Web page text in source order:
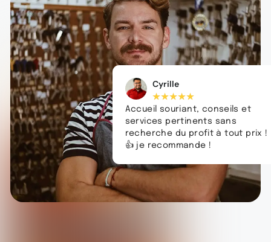
Cyrille
★★★★★
Accueil souriant, conseils et
services pertinents sans
recherche du profit à tout prix !
👍 je recommande !